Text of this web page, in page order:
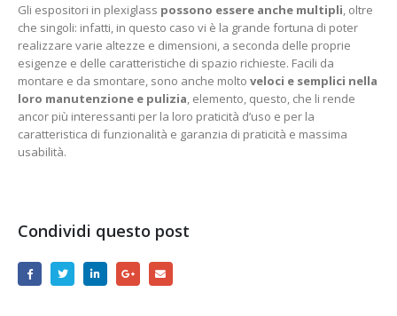
Gli espositori in plexiglass possono essere anche multipli , oltre
che singoli: infatti, in questo caso vi è la grande fortuna di poter
realizzare varie altezze e dimensioni, a seconda delle proprie
esigenze e delle caratteristiche di spazio richieste. Facili da
montare e da smontare, sono anche molto veloci e semplici nella
loro manutenzione e pulizia , elemento, questo, che li rende
ancor più interessanti per la loro praticità d’uso e per la
caratteristica di funzionalità e garanzia di praticità e massima
usabilità.
Condividi questo post